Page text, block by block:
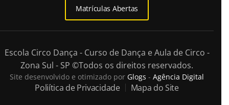
Matrículas Abertas
Escola Circo Dança - Curso de Dança e Aula de Circo -
Zona Sul - SP ©Todos os direitos reservados.
Site desenvolvido e otimizado por Glogs - Agência Digital
Poliítica de Privacidade Mapa do Site